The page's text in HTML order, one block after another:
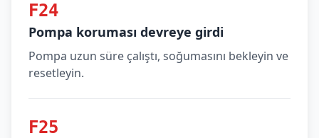
F24
Pompa koruması devreye girdi
Pompa uzun süre çalıştı, soğumasını bekleyin ve
resetleyin.
F25